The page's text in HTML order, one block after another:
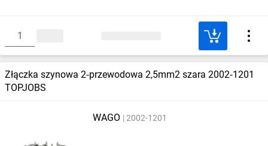
Złączka szynowa 2‑przewodowa 2,5mm2 szara 2002‑1201
TOPJOBS
WAGO 2002-1201